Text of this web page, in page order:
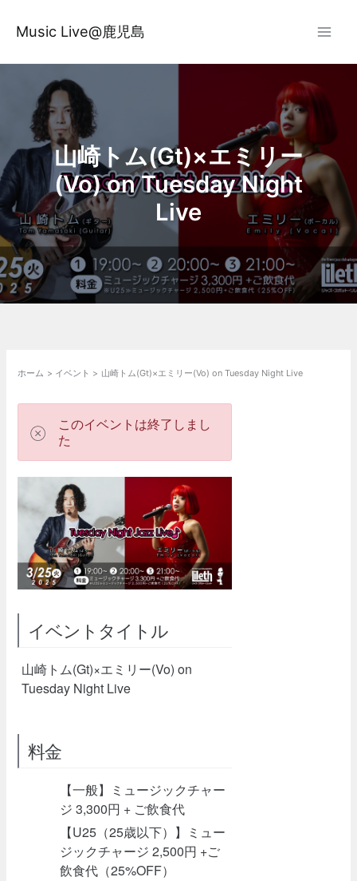
ス
Music Live@鹿児島
山崎トム(Gt)×エミリー
(Vo) on Tuesday Night
Live
ホーム イベント 山崎トム(Gt)×エミリー(Vo) on Tuesday Night Live
このイベントは終了しまし
た
イベントタイトル
山崎トム(Gt)×エミリー(Vo) on
Tuesday Night Live
料金
【一般】ミュージックチャー
ジ 3,300円 + ご飲食代
【U25（25歳以下）】ミュー
ジックチャージ 2,500円 +ご
飲食代（25%OFF）